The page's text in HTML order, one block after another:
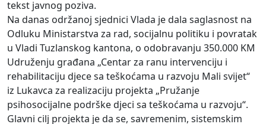
tekst javnog poziva.
Na danas održanoj sjednici Vlada je dala saglasnost na
Odluku Ministarstva za rad, socijalnu politiku i povratak
u Vladi Tuzlanskog kantona, o odobravanju 350.000 KM
Udruženju građana „Centar za ranu intervenciju i
rehabilitaciju djece sa teškoćama u razvoju Mali svijet“
iz Lukavca za realizaciju projekta „Pružanje
psihosocijalne podrške djeci sa teškoćama u razvoju“.
Glavni cilj projekta je da se, savremenim, sistemskim